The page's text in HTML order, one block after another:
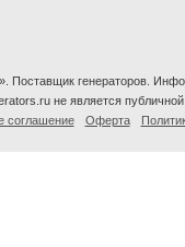
Поставщик генераторов.
не является
соглашение
Оферта